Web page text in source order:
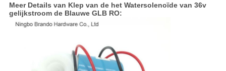
Meer Details van Klep van de het Watersolenoïde van 36v
gelijkstroom de Blauwe GLB RO: